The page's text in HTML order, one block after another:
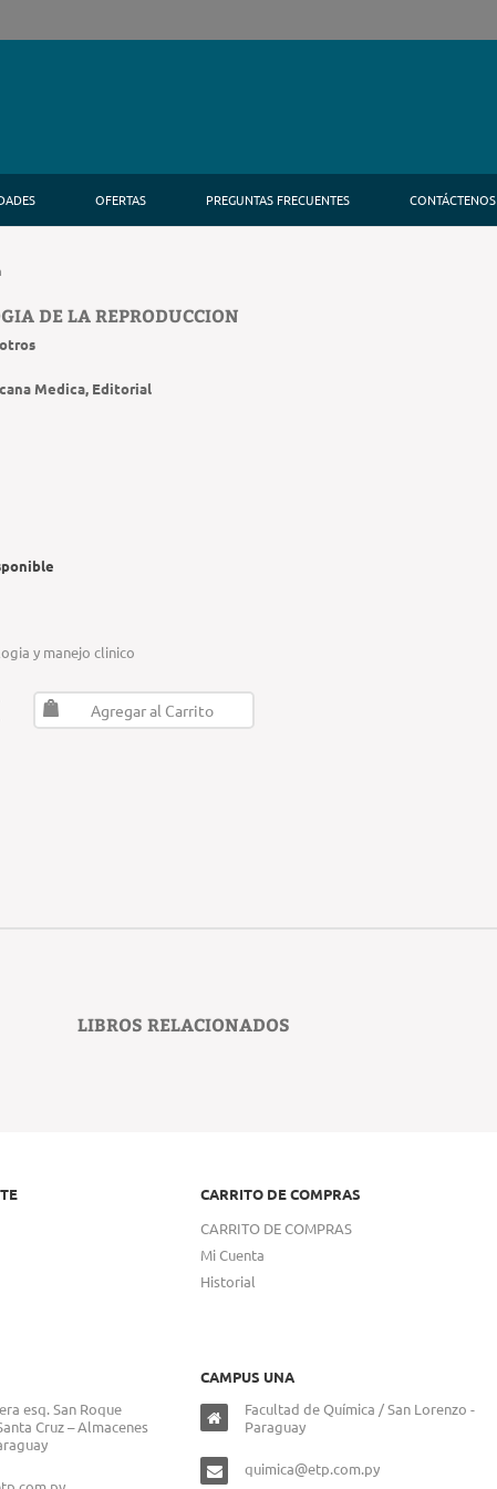
OFERTAS PREGUNTAS FRECUENTES CONTÁCTENOS
DE LA REPRODUCCION
Medica, Editorial
y manejo clinico
Agregar al Carrito
LIBROS RELACIONADOS
CARRITO DE COMPRAS
CARRITO DE COMPRAS
Mi Cuenta
Historial
esq. San Roque
Cruz – Almacenes
CAMPUS UNA
Facultad de Química / San Lorenzo -
Paraguay
quimica@etp.com.py